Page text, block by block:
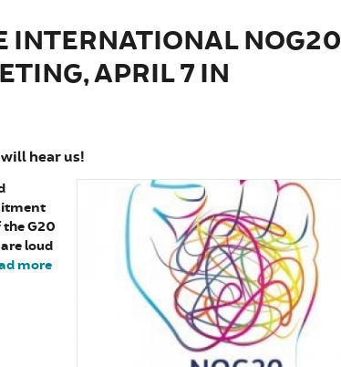
INTERNATIONAL NOG20
APRIL 7 IN
hear us!
G20
loud
more about Report from the International NoG20
preparatory Meeting, April 7 in Hamburg